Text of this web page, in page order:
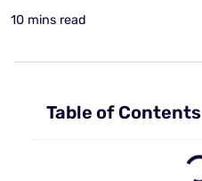
10 mins read
Table of Contents